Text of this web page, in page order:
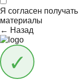
Я согласен получать
материалы
← Назад